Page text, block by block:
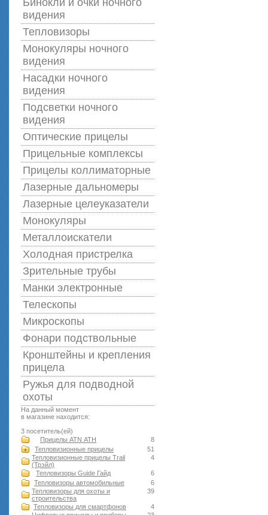
Бинокли и очки ночного
видения
Тепловизоры
Монокуляры ночного
видения
Насадки ночного
видения
Подсветки ночного
видения
Оптические прицелы
Прицельные комплексы
Прицелы коллиматорные
Лазерные дальномеры
Лазерные целеуказатели
Монокуляры
Металлоискатели
Холодная пристрелка
Зрительные трубы
Манки электронные
Телескопы
Микроскопы
Фонари подствольные
Кронштейны и крепления
прицела
Ружья для подводной
оxоты
На данный момент
в магазине находится:
3 посетитель(ей)
8
Прицелы ATN АТН
51
Тепловизионные прицелы
4
Тепловизионные прицелы Trail
(Трэйл)
6
Тепловизоры Guide Гайд
6
Тепловизоры автомобильные
39
Тепловизоры для охоты и
строительства
4
Тепловизоры для смартфонов